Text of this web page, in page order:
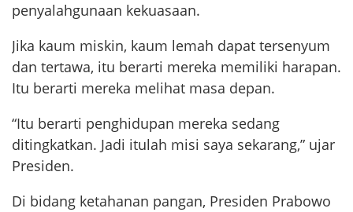
penyalahgunaan kekuasaan.
Jika kaum miskin, kaum lemah dapat tersenyum
dan tertawa, itu berarti mereka memiliki harapan.
Itu berarti mereka melihat masa depan.
“Itu berarti penghidupan mereka sedang
ditingkatkan. Jadi itulah misi saya sekarang,” ujar
Presiden.
Di bidang ketahanan pangan, Presiden Prabowo